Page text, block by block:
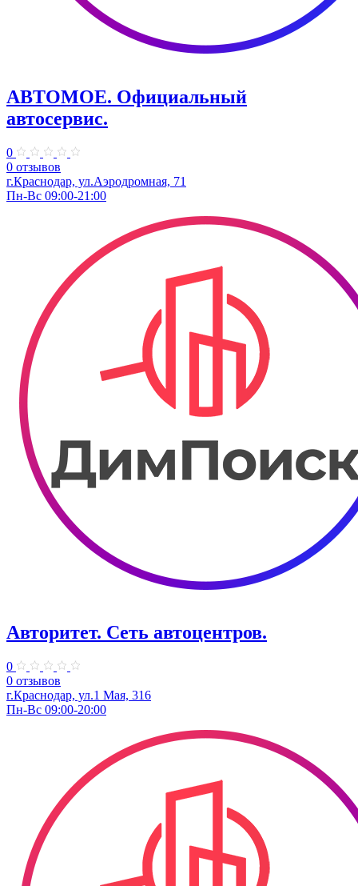
АВТОМОЕ. ​Официальный
автосервис.
0
0 отзывов
г.Краснодар, ул.​Аэродромная, 71
Пн-Вс 09:00-21:00
Авторитет. ​Сеть автоцентров.
0
0 отзывов
г.Краснодар, ул.​1 Мая, 316
Пн-Вс 09:00-20:00